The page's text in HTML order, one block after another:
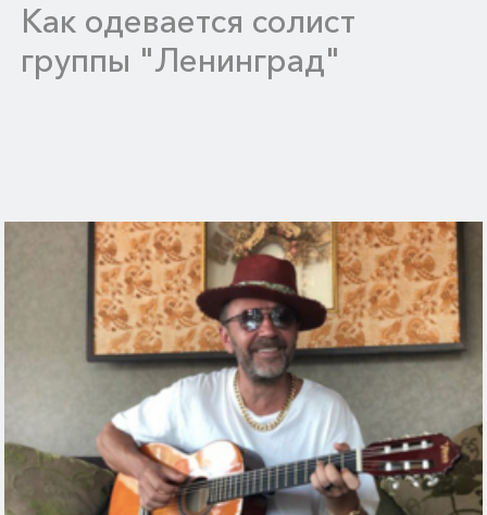
Как одевается солист
группы "Ленинград"